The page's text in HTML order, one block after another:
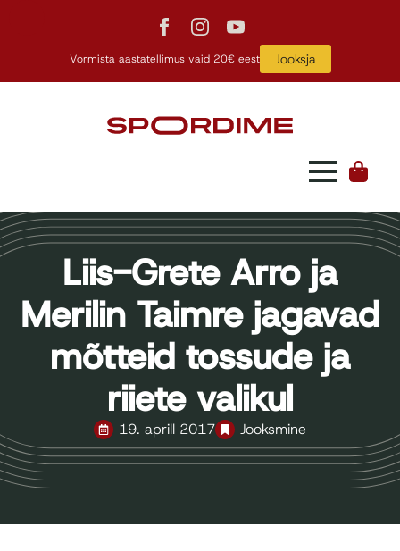
Vormista aastatellimus vaid 20€ eest Jooksja
Liis-Grete Arro ja
Merilin Taimre jagavad
mõtteid tossude ja
riiete valikul
19. aprill 2017 Jooksmine